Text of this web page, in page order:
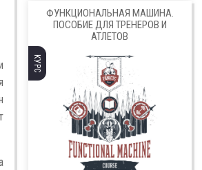
ФУНКЦИОНАЛЬНАЯ МАШИНА.
ПОСОБИЕ ДЛЯ ТРЕНЕРОВ И
АТЛЕТОВ
КУРС